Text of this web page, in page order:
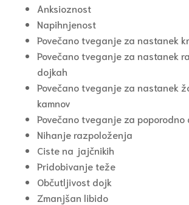
Anksioznost
Napihnjenost
Povečano tveganje za nastanek
Povečano tveganje za nastanek
dojkah
Povečano tveganje za nastanek
kamnov
Povečano tveganje za poporodno
Nihanje razpoloženja
Ciste na jajčnikih
Pridobivanje teže
Občutljivost dojk
Zmanjšan libido